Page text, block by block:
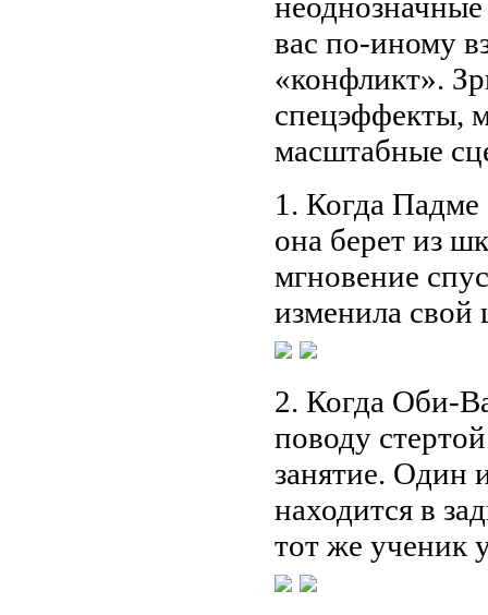
вас по-иному
«конфликт».
спецэффекты,
масштабные
1. Когда Падме
она берет из
мгновение
изменила свой
2. Когда Оби-
поводу
занятие. Один
находится в
тот же ученик